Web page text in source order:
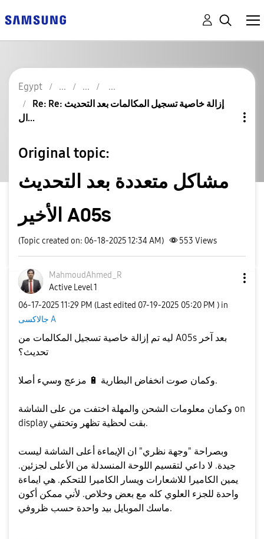
Egypt
Re: Re: إزالة خاصية تسجيل المكالمات بعد التحديث
ال...
Original topic:
مشاكل متعددة بعد التحديث
الأخير A05s
(Topic created on: 06-18-2025 12:34 AM) 553 Views
MahmoudAhmed_R
Active Level 1
‎06-17-202511:29 PM (Last edited ‎07-19-2025 05:20 PM ) in
جالاكسى A
ليه تم إزالة خاصية تسجيل المكالمات من A05s بعد آخر
تحديث؟
وكمان صوت انخفاض البطارية 🔋 مزعج وسيء أصلا.
وكمان معلومات الشحن والمهلة اختفت من على الشاشة on
display بقت لحظية تظهر وتختفي.
وبصراحة "وجهة نظري" ان الإيماءة أعلى الشاشة ليست
جيدة. لا داعي لتقسيم اللوحة المنسدلة من الأعلى لجزئين.
يمين الكاميرا للاشعارات ويسار الكاميرا للتحكم. هي ايماءة
واحدة للجزء العلوي كله مع بعض وخلاص. لأني ممكن أكون
ماسك الموبايل بيد واحدة حسب ظروفي.